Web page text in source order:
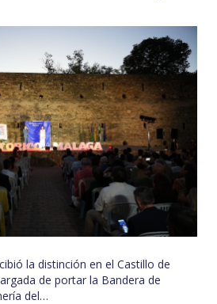
la distinción en el Castillo de
de portar la Bandera de
del…